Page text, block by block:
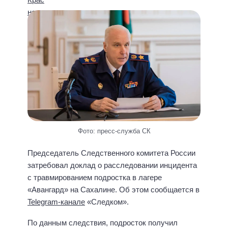
Фото: пресс-служба СК
Председатель Следственного комитета России
затребовал доклад о расследовании инцидента
с травмированием подростка в лагере
«Авангард» на Сахалине. Об этом сообщается в
Telegram-канале «Следком».
По данным следствия, подросток получил